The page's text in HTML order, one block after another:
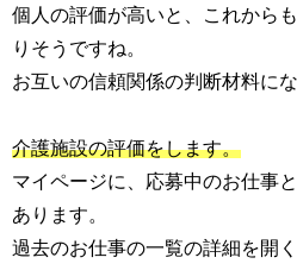
個人の評価が高いと、これから
りそうですね。
お互いの信頼関係の判断材料にな
介護施設の評価をします。
マイページに、応募中のお仕事
あります。
過去のお仕事の一覧の詳細を開